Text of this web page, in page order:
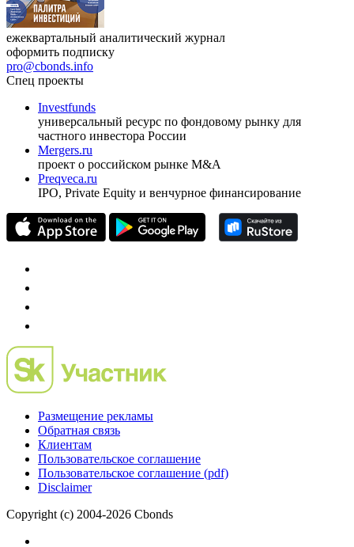
ежеквартальный аналитический журнал
оформить подписку
pro@cbonds.info
Спец проекты
Investfunds
универсальный ресурс по фондовому рынку для
частного инвестора России
Mergers.ru
проект о российском рынке M&A
Preqveca.ru
IPO, Private Equity и венчурное финансирование
Размещение рекламы
Обратная связь
Клиентам
Пользовательское соглашение
Пользовательское соглашение (pdf)
Disclaimer
Copyright (c) 2004-2026 Cbonds